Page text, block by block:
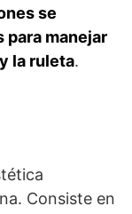
se
manejar
la ruleta.
Consiste en